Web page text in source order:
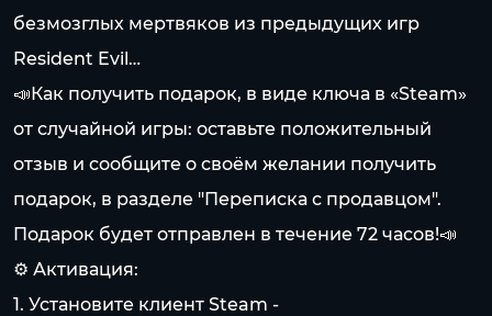
безмозглых мертвяков из предыдущих игр
Resident Evil…
📣Как получить подарок, в виде ключа в «Steam»
от случайной игры: оставьте положительный
отзыв и сообщите о своём желании получить
подарок, в разделе "Переписка с продавцом".
Подарок будет отправлен в течение 72 часов!📣
⚙️ Активация:
1. Установите клиент Steam -